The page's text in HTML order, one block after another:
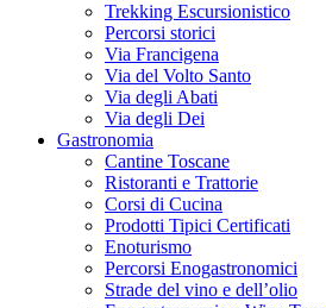
Trekking Escursionistico
Percorsi storici
Via Francigena
Via del Volto Santo
Via degli Abati
Via degli Dei
Gastronomia
Cantine Toscane
Ristoranti e Trattorie
Corsi di Cucina
Prodotti Tipici Certificati
Enoturismo
Percorsi Enogastronomici
Strade del vino e dell’olio